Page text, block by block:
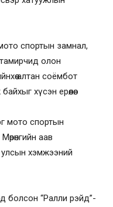
спортын замнал,
олон
алтан соёмбот
хүсэн ерөөлөө.
мото спортын
аав
хэмжээний
болсон “Ралли рэйд”-